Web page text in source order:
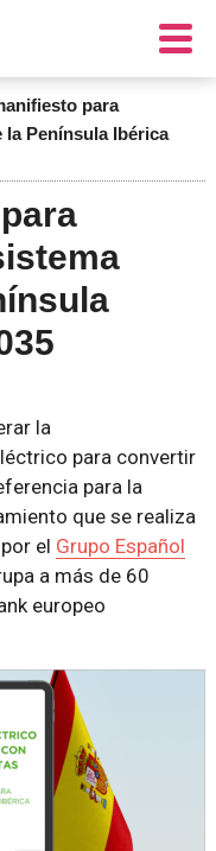
para
Península Ibérica
la
para convertir
para la
que se realiza
el Grupo Español
a más de 60
europeo